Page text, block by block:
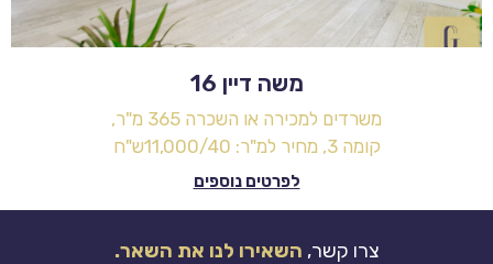
משה דיין 16
משרדים למכירה או השכרה 365 מ"ר,
קומה 3, מחיר למ"ר: 11,000/40ש"ח
לפרטים נוספים
צרו קשר, השאירו לנו את השאר.